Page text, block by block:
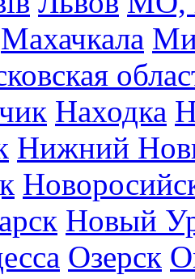
Махачкала
Находка
Нижний
Новый
Озерск